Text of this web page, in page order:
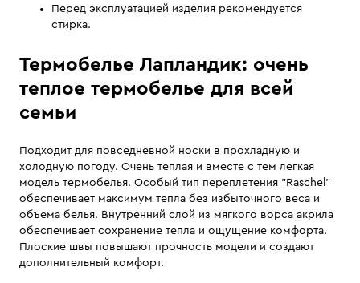
Перед эксплуатацией изделия рекомендуется
стирка.
Термобелье Лапландик: очень
теплое термобелье для всей
семьи
Подходит для повседневной носки в прохладную и
холодную погоду. Очень теплая и вместе с тем легкая
модель термобелья. Особый тип переплетения "Raschel"
обеспечивает максимум тепла без избыточного веса и
объема белья. Внутренний слой из мягкого ворса акрила
обеспечивает сохранение тепла и ощущение комфорта.
Плоские швы повышают прочность модели и создают
дополнительный комфорт.